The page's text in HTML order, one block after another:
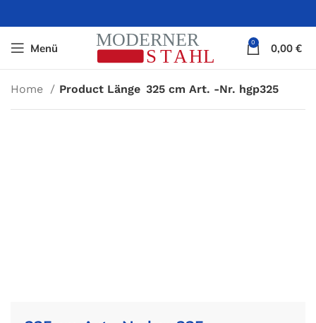
Menü 0 0,00 €
Home Product Länge 325 cm Art. -Nr. hgp325